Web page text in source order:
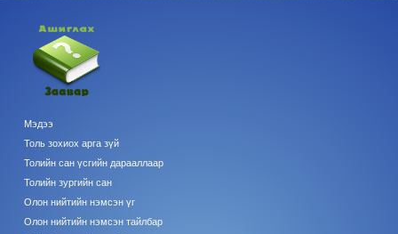
Мэдээ
Толь зохиох арга зүй
Толийн сан үсгийн дарааллаар
Толийн зургийн сан
Олон нийтийн нэмсэн үг
Олон нийтийн нэмсэн тайлбар